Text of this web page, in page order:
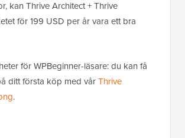
kan Thrive Architect + Thrive
för 199 USD per år vara ett bra
för WPBeginner-läsare: du kan få
ditt första köp med vårThrive
.